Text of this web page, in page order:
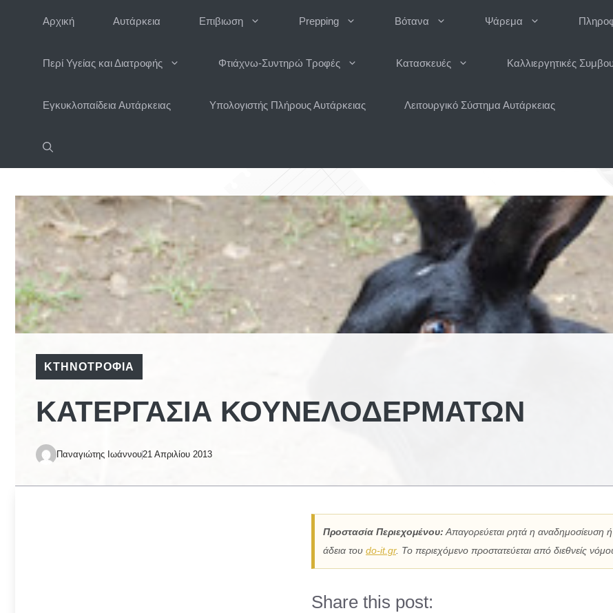
Αρχική Αυτάρκεια Επιβιωση Prepping Βότανα Ψάρεμα
Περί Υγείας και Διατροφής Φτιάχνω-Συντηρώ Τροφές Κατασκευές Καλλιεργητικές
Εγκυκλοπαίδεια Αυτάρκειας Υπολογιστής Πλήρους Αυτάρκειας Λειτουργικό Σύστημα Αυτάρκειας
ΚΤΗΝΟΤΡΟΦΊΑ
ΚΑΤΕΡΓΑΣΊΑ ΚΟΥΝΕΛΟΔΕΡΜΆΤΩΝ
Παναγιώτης Ιωάννου21 Απριλίου 2013
Προστασία Περιεχομένου: Απαγορεύεται ρητά η αναδημοσίευση
άδεια του do-it.gr. Το περιεχόμενο προστατεύεται από διεθνείς
Share this post: